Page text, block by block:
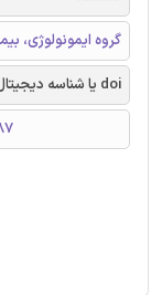
گروه ایمونولوژی،
doi یا شناسه دیجیتال